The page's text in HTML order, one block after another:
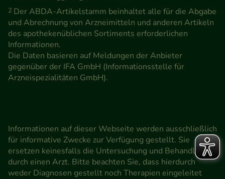
teilweise an Dritte wie z.B. Google oder soziale
Medien übertragen werden.
2 Der ABDA-Artikelstamm beinhaltet alle für die Abgabe
und Abrechnung von Arzneimitteln und anderen Artikeln
des apothekenüblichen Sortiments erforderlichen
Informationen.
Die Daten basieren auf Meldungen der Anbieter
gegenüber der IFA GmbH (Informationsstelle für
Arzneispezialitäten GmbH).
Informationen auf dieser Webseite werden ausschließlich
für informative Zwecke zur Verfügung gestellt. Sie
ersetzen keinesfalls die Untersuchung und Behandlung
durch einen Arzt. Bitte beachten Sie, dass hierdurch
weder Diagnosen gestellt noch Therapien eingeleitet